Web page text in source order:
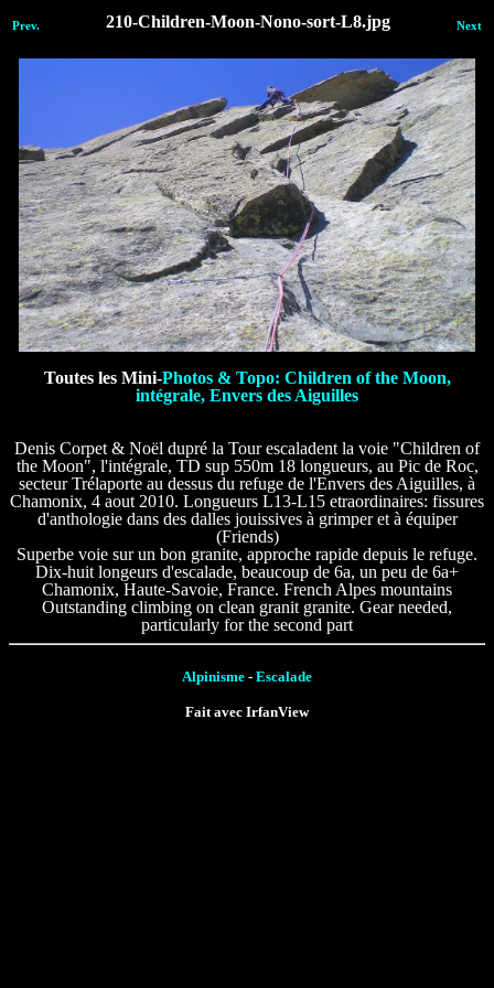
Prev. 210-Children-Moon-Nono-sort-L8.jpg Next
Toutes les Mini-Photos & Topo: Children of the Moon,
intégrale, Envers des Aiguilles
Denis Corpet & Noël dupré la Tour escaladent la voie "Children of
the Moon", l'intégrale, TD sup 550m 18 longueurs, au Pic de Roc,
secteur Trélaporte au dessus du refuge de l'Envers des Aiguilles, à
Chamonix, 4 aout 2010. Longueurs L13-L15 etraordinaires: fissures
d'anthologie dans des dalles jouissives à grimper et à équiper
(Friends)
Superbe voie sur un bon granite, approche rapide depuis le refuge.
Dix-huit longeurs d'escalade, beaucoup de 6a, un peu de 6a+
Chamonix, Haute-Savoie, France. French Alpes mountains
Outstanding climbing on clean granit granite. Gear needed,
particularly for the second part
Alpinisme - Escalade
Fait avec IrfanView